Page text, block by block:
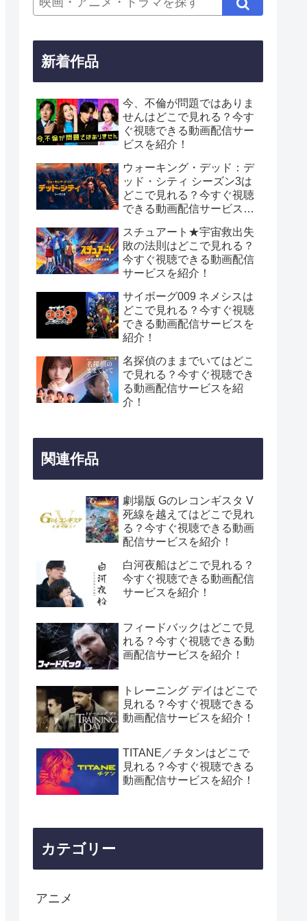
新着作品
今、不倫が問題ではありま
せんはどこで見れる？今す
ぐ視聴できる動画配信サー
ビスを紹介！
ウォーキング・デッド：デ
ッド・シティ シーズン3は
どこで見れる？今すぐ視聴
できる動画配信サービスを
スチュアート★宇宙救出失
敗の法則はどこで見れる？
今すぐ視聴できる動画配信
サービスを紹介！
サイボーグ009 ネメシスは
どこで見れる？今すぐ視聴
できる動画配信サービスを
紹介！
名探偵のままでいてはどこ
で見れる？今すぐ視聴でき
る動画配信サービスを紹
介！
関連作品
劇場版 Gのレコンギスタ V
死線を越えてはどこで見れ
る？今すぐ視聴できる動画
配信サービスを紹介！
白河夜船はどこで見れる？
今すぐ視聴できる動画配信
サービスを紹介！
フィードバックはどこで見
れる？今すぐ視聴できる動
画配信サービスを紹介！
トレーニング デイはどこで
見れる？今すぐ視聴できる
動画配信サービスを紹介！
TITANE／チタンはどこで
見れる？今すぐ視聴できる
動画配信サービスを紹介！
カテゴリー
アニメ